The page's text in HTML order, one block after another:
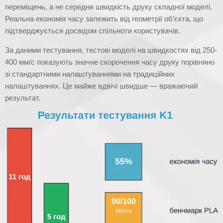
переміщень, а не середня швидкість друку складної моделі.
Реальна економія часу залежить від геометрії об’єкта, що
підтверджується досвідом спільноти користувачів.
За даними тестування, тестові моделі на швидкостях від 250-
400 мм/с показують значне скорочення часу друку порівняно
зі стандартними налаштуваннями на традиційних
налаштуваннях. Це майже вдвічі швидше — вражаючий
результат.